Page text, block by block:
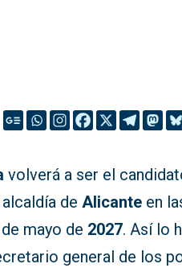
volverá a ser el
alcaldía deAlicante en
mayo de 2027. Así lo
general de los